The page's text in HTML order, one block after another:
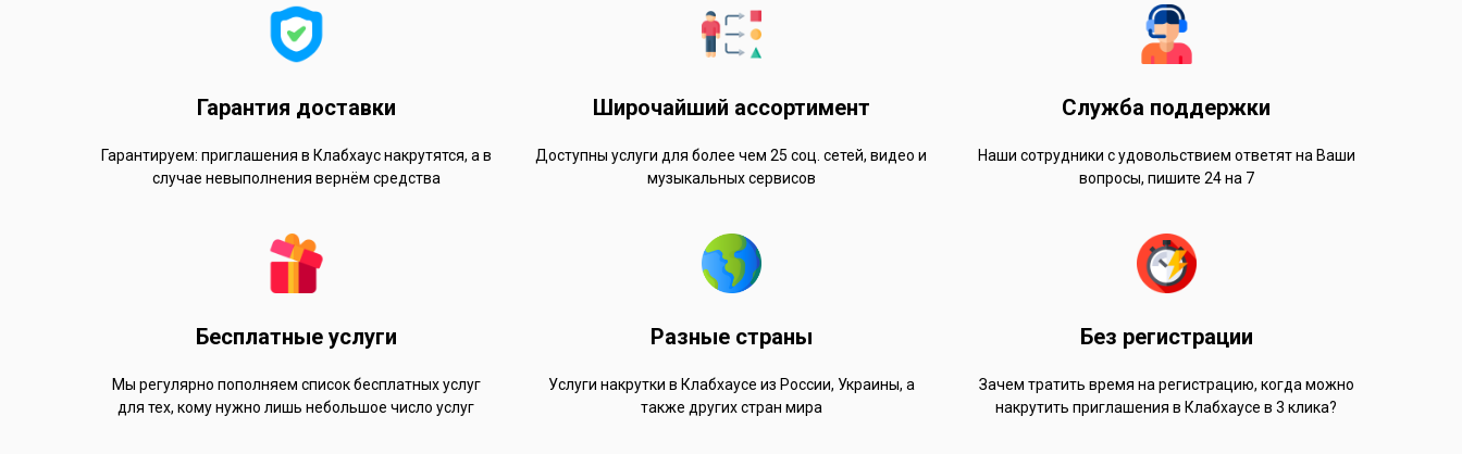
Гарантия доставки
Гарантируем: приглашения в Клабхаус накрутятся, а в
случае невыполнения вернём средства
Широчайший ассортимент
Доступны услуги для более чем 25 соц. сетей, видео и
музыкальных сервисов
Служба поддержки
Наши сотрудники с удовольствием ответят на Ваши
вопросы, пишите 24 на 7
Бесплатные услуги
Мы регулярно пополняем список бесплатных услуг
для тех, кому нужно лишь небольшое число услуг
Разные страны
Услуги накрутки в Клабхаусе из России, Украины, а
также других стран мира
Без регистрации
Зачем тратить время на регистрацию, когда можно
накрутить приглашения в Клабхаусе в 3 клика?